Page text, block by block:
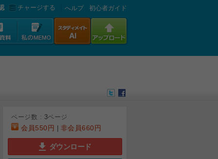
チャージする へルプ 初心者ガイド
ページ数 : 3ページ
会員550円 非会員660円
ダウンロード